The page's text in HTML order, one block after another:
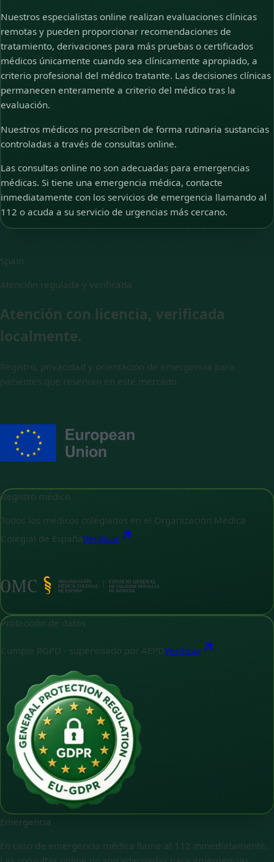
Nuestros especialistas online realizan evaluaciones clínicas
remotas y pueden proporcionar recomendaciones de
tratamiento, derivaciones para más pruebas o certificados
médicos únicamente cuando sea clínicamente apropiado, a
criterio profesional del médico tratante. Las decisiones clínicas
permanecen enteramente a criterio del médico tras la
evaluación.
Nuestros médicos no prescriben de forma rutinaria sustancias
controladas a través de consultas online.
Las consultas online no son adecuadas para emergencias
médicas. Si tiene una emergencia médica, contacte
inmediatamente con los servicios de emergencia llamando al
112 o acuda a su servicio de urgencias más cercano.
Spain
Atención regulada y verificada
Atención con licencia, verificada
localmente.
Registro, privacidad y orientación de emergencia para
pacientes que reservan en este mercado.
Registro médico
Todos los médicos colegiados en el Organización Médica
Colegial de EspañaVerificar
Protección de datos
Cumple RGPD - supervisado por AEPDVerificar
Emergencia
En caso de emergencia médica llame al 112 inmediatamente.